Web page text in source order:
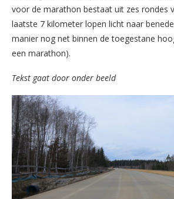
voor de marathon bestaat uit zes rondes
laatste 7 kilometer lopen licht naar
manier nog net binnen de toegestane
een marathon).
Tekst gaat door onder beeld